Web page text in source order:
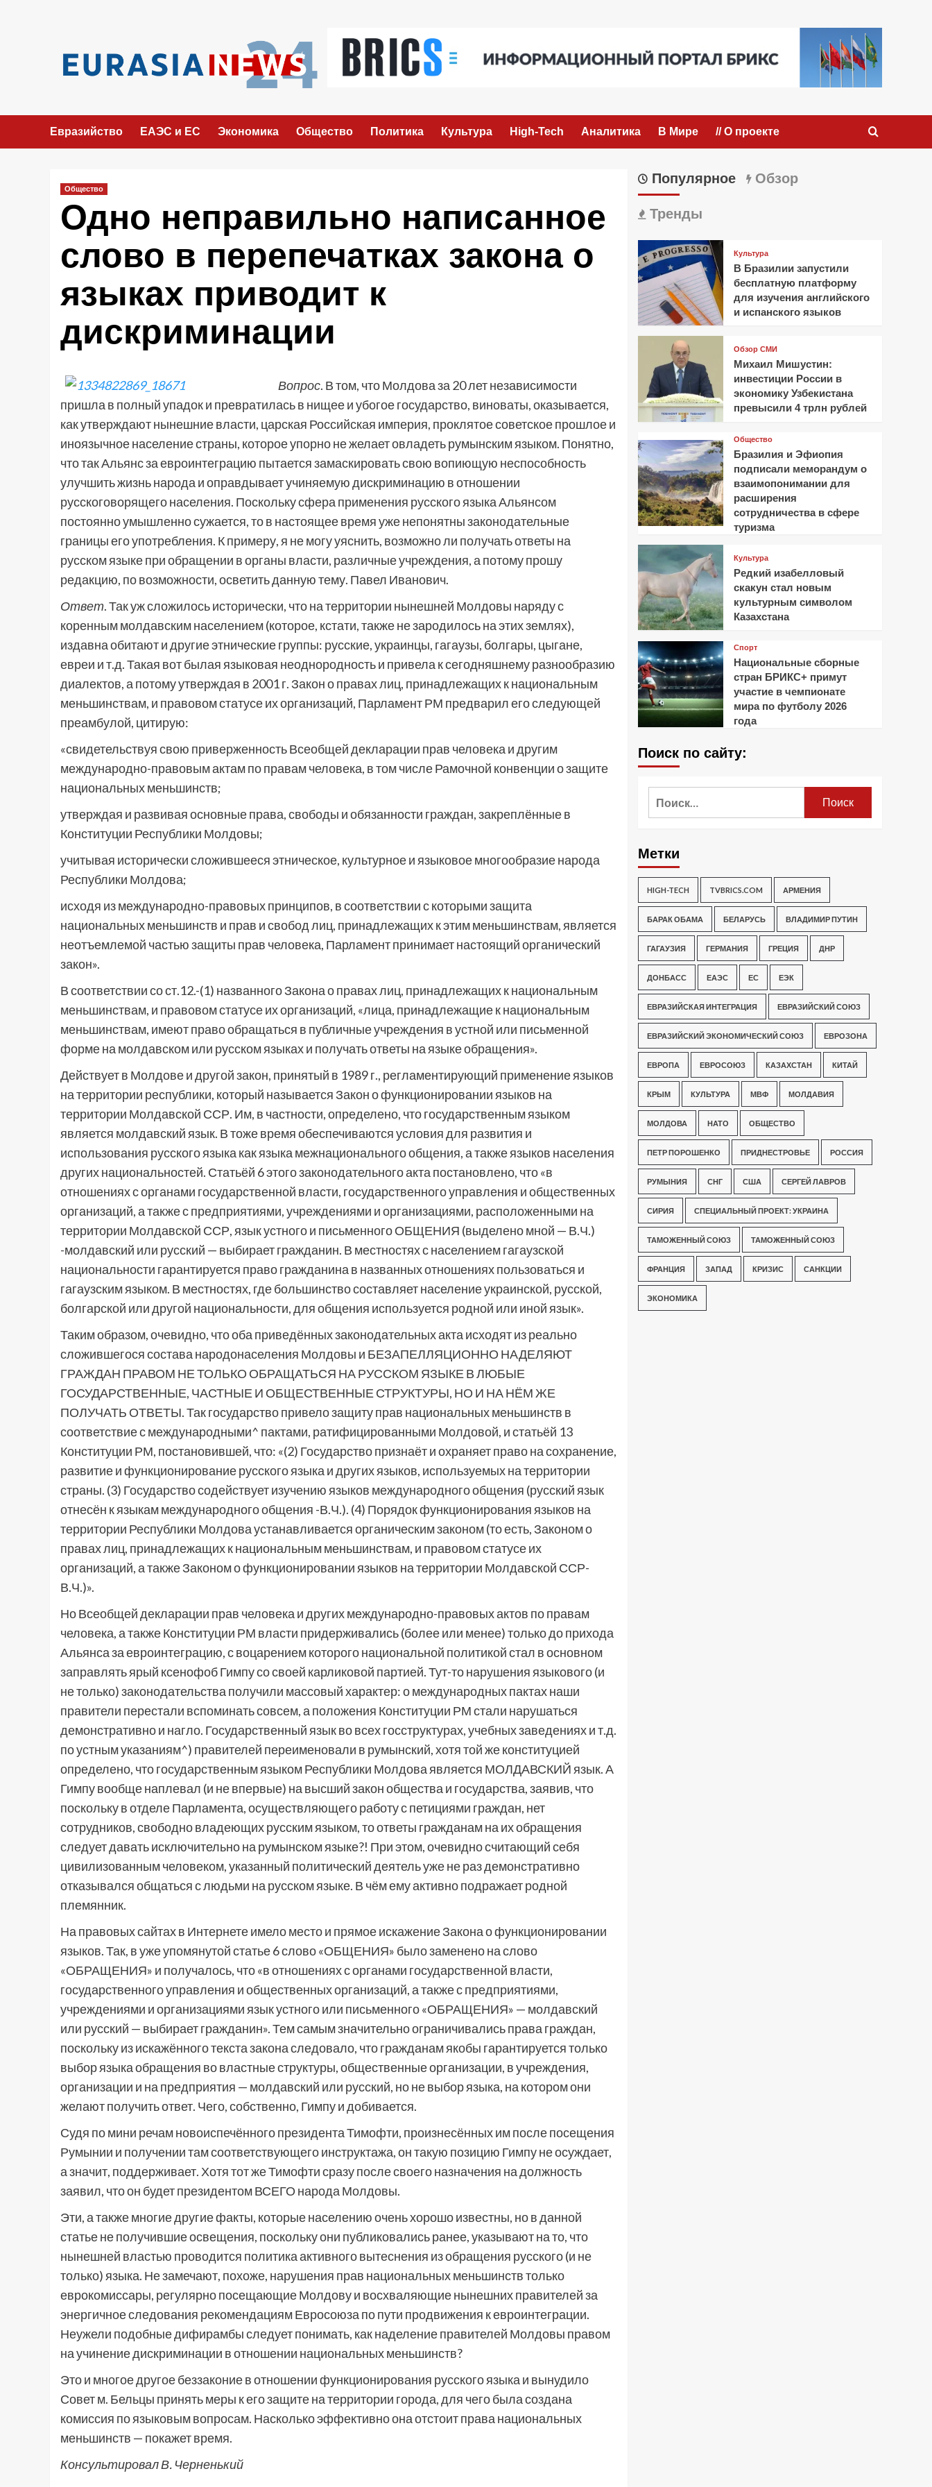
Евразийство ЕАЭС и ЕС Экономика Общество Политика Культура High-Tech Аналитика В Мире // О проекте
Общество
Одно неправильно написанное
слово в перепечатках закона о
языках приводит к
дискриминации
Вопрос. В том, что Молдова за 20 лет независимости
пришла в полный упадок и превратилась в нищее и убогое государство, виноваты, оказывается,
как утверждают нынешние власти, царская Российская империя, проклятое советское прошлое и
иноязычное население страны, которое упорно не желает овладеть румынским языком. Понятно,
что так Альянс за евроинтеграцию пытается замаскировать свою вопиющую неспособность
улучшить жизнь народа и оправдывает учиняемую дискриминацию в отношении
русскоговорящего населения. Поскольку сфера применения русского языка Альянсом
постоянно умышленно сужается, то в настоящее время уже непонятны законодательные
границы его употребления. К примеру, я не могу уяснить, возможно ли получать ответы на
русском языке при обращении в органы власти, различные учреждения, а потому прошу
редакцию, по возможности, осветить данную тему. Павел Иванович.
Ответ. Так уж сложилось исторически, что на территории нынешней Молдовы наряду с
коренным молдавским населением (которое, кстати, также не зародилось на этих землях),
издавна обитают и другие этнические группы: русские, украинцы, гагаузы, болгары, цыгане,
евреи и т.д. Такая вот былая языковая неоднородность и привела к сегодняшнему разнообразию
диалектов, а потому утверждая в 2001 г. Закон о правах лиц, принадлежащих к национальным
меньшинствам, и правовом статусе их организаций, Парламент РМ предварил его следующей
преамбулой, цитирую:
«свидетельствуя свою приверженность Всеобщей декларации прав человека и другим
международно-правовым актам по правам человека, в том числе Рамочной конвенции о защите
национальных меньшинств;
утверждая и развивая основные права, свободы и обязанности граждан, закреплённые в
Конституции Республики Молдовы;
учитывая исторически сложившееся этническое, культурное и языковое многообразие народа
Республики Молдова;
исходя из международно-правовых принципов, в соответствии с которыми защита
национальных меньшинств и прав и свобод лиц, принадлежащих к этим меньшинствам, является
неотъемлемой частью защиты прав человека, Парламент принимает настоящий органический
закон».
В соответствии со ст.12.-(1) названного Закона о правах лиц, принадлежащих к национальным
меньшинствам, и правовом статусе их организаций, «лица, принадлежащие к национальным
меньшинствам, имеют право обращаться в публичные учреждения в устной или письменной
форме на молдавском или русском языках и получать ответы на языке обращения».
Действует в Молдове и другой закон, принятый в 1989 г., регламентирующий применение языков
на территории республики, который называется Закон о функционировании языков на
территории Молдавской ССР. Им, в частности, определено, что государственным языком
является молдавский язык. В тоже время обеспечиваются условия для развития и
использования русского языка как языка межнационального общения, а также языков населения
других национальностей. Статьёй 6 этого законодательного акта постановлено, что «в
отношениях с органами государственной власти, государственного управления и общественных
организаций, а также с предприятиями, учреждениями и организациями, расположенными на
территории Молдавской ССР, язык устного и письменного ОБЩЕНИЯ (выделено мной — В.Ч.)
-молдавский или русский — выбирает гражданин. В местностях с населением гагаузской
национальности гарантируется право гражданина в названных отношениях пользоваться и
гагаузским языком. В местностях, где большинство составляет население украинской, русской,
болгарской или другой национальности, для общения используется родной или иной язык».
Таким образом, очевидно, что оба приведённых законодательных акта исходят из реально
сложившегося состава народонаселения Молдовы и БЕЗАПЕЛЛЯЦИОННО НАДЕЛЯЮТ
ГРАЖДАН ПРАВОМ НЕ ТОЛЬКО ОБРАЩАТЬСЯ НА РУССКОМ ЯЗЫКЕ В ЛЮБЫЕ
ГОСУДАРСТВЕННЫЕ, ЧАСТНЫЕ И ОБЩЕСТВЕННЫЕ СТРУКТУРЫ, НО И НА НЁМ ЖЕ
ПОЛУЧАТЬ ОТВЕТЫ. Так государство привело защиту прав национальных меньшинств в
соответствие с международными^ пактами, ратифицированными Молдовой, и статьёй 13
Конституции РМ, постановившей, что: «(2) Государство признаёт и охраняет право на сохранение,
развитие и функционирование русского языка и других языков, используемых на территории
страны. (3) Государство содействует изучению языков международного общения (русский язык
отнесён к языкам международного общения -В.Ч.). (4) Порядок функционирования языков на
территории Республики Молдова устанавливается органическим законом (то есть, Законом о
правах лиц, принадлежащих к национальным меньшинствам, и правовом статусе их
организаций, а также Законом о функционировании языков на территории Молдавской ССР-
В.Ч.)».
Но Всеобщей декларации прав человека и других международно-правовых актов по правам
человека, а также Конституции РМ власти придерживались (более или менее) только до прихода
Альянса за евроинтеграцию, с воцарением которого национальной политикой стал в основном
заправлять ярый ксенофоб Гимпу со своей карликовой партией. Тут-то нарушения языкового (и
не только) законодательства получили массовый характер: о международных пактах наши
правители перестали вспоминать совсем, а положения Конституции РМ стали нарушаться
демонстративно и нагло. Государственный язык во всех госструктурах, учебных заведениях и т.д.
по устным указаниям^) правителей переименовали в румынский, хотя той же конституцией
определено, что государственным языком Республики Молдова является МОЛДАВСКИЙ язык. А
Гимпу вообще наплевал (и не впервые) на высший закон общества и государства, заявив, что
поскольку в отделе Парламента, осуществляющего работу с петициями граждан, нет
сотрудников, свободно владеющих русским языком, то ответы гражданам на их обращения
следует давать исключительно на румынском языке?! При этом, очевидно считающий себя
цивилизованным человеком, указанный политический деятель уже не раз демонстративно
отказывался общаться с людьми на русском языке. В чём ему активно подражает родной
племянник.
На правовых сайтах в Интернете имело место и прямое искажение Закона о функционировании
языков. Так, в уже упомянутой статье 6 слово «ОБЩЕНИЯ» было заменено на слово
«ОБРАЩЕНИЯ» и получалось, что «в отношениях с органами государственной власти,
государственного управления и общественных организаций, а также с предприятиями,
учреждениями и организациями язык устного или письменного «ОБРАЩЕНИЯ» — молдавский
или русский — выбирает гражданин». Тем самым значительно ограничивались права граждан,
поскольку из искажённого текста закона следовало, что гражданам якобы гарантируется только
выбор языка обращения во властные структуры, общественные организации, в учреждения,
организации и на предприятия — молдавский или русский, но не выбор языка, на котором они
желают получить ответ. Чего, собственно, Гимпу и добивается.
Судя по мини речам новоиспечённого президента Тимофти, произнесённых им после посещения
Румынии и получении там соответствующего инструктажа, он такую позицию Гимпу не осуждает,
а значит, поддерживает. Хотя тот же Тимофти сразу после своего назначения на должность
заявил, что он будет президентом ВСЕГО народа Молдовы.
Эти, а также многие другие факты, которые населению очень хорошо известны, но в данной
статье не получившие освещения, поскольку они публиковались ранее, указывают на то, что
нынешней властью проводится политика активного вытеснения из обращения русского (и не
только) языка. Не замечают, похоже, нарушения прав национальных меньшинств только
еврокомиссары, регулярно посещающие Молдову и восхваляющие нынешних правителей за
энергичное следования рекомендациям Евросоюза по пути продвижения к евроинтеграции.
Неужели подобные дифирамбы следует понимать, как наделение правителей Молдовы правом
на учинение дискриминации в отношении национальных меньшинств?
Это и многое другое беззаконие в отношении функционирования русского языка и вынудило
Совет м. Бельцы принять меры к его защите на территории города, для чего была создана
комиссия по языковым вопросам. Насколько эффективно она отстоит права национальных
меньшинств — покажет время.
Консультировал В. Черненький
Популярное Обзор
Тренды
Культура
В Бразилии запустили
бесплатную платформу
для изучения английского
и испанского языков
Обзор СМИ
Михаил Мишустин:
инвестиции России в
экономику Узбекистана
превысили 4 трлн рублей
Общество
Бразилия и Эфиопия
подписали меморандум о
взаимопонимании для
расширения
сотрудничества в сфере
туризма
Культура
Редкий изабелловый
скакун стал новым
культурным символом
Казахстана
Спорт
Национальные сборные
стран БРИКС+ примут
участие в чемпионате
мира по футболу 2026
года
Поиск по сайту:
Метки
HIGH-TECH TVBRICS.COM АРМЕНИЯ
БАРАК ОБАМА БЕЛАРУСЬ ВЛАДИМИР ПУТИН
ГАГАУЗИЯ ГЕРМАНИЯ ГРЕЦИЯ ДНР
ДОНБАСС ЕАЭС ЕС ЕЭК
ЕВРАЗИЙСКАЯ ИНТЕГРАЦИЯ ЕВРАЗИЙСКИЙ СОЮЗ
ЕВРАЗИЙСКИЙ ЭКОНОМИЧЕСКИЙ СОЮЗ ЕВРОЗОНА
ЕВРОПА ЕВРОСОЮЗ КАЗАХСТАН КИТАЙ
КРЫМ КУЛЬТУРА МВФ МОЛДАВИЯ
МОЛДОВА НАТО ОБЩЕСТВО
ПЕТР ПОРОШЕНКО ПРИДНЕСТРОВЬЕ РОССИЯ
РУМЫНИЯ СНГ США СЕРГЕЙ ЛАВРОВ
СИРИЯ СПЕЦИАЛЬНЫЙ ПРОЕКТ: УКРАИНА
ТАМОЖЕННЫЙ СОЮЗ ТАМОЖЕННЫЙ СОЮЗ
ФРАНЦИЯ ЗАПАД КРИЗИС САНКЦИИ
ЭКОНОМИКА